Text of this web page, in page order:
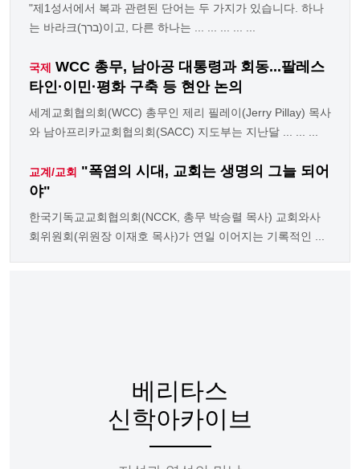
"제1성서에서 복과 관련된 단어는 두 가지가 있습니다. 하나
는 바라크(ברך)이고, 다른 하나는 ... ... ... ... ...
국제 WCC 총무, 남아공 대통령과 회동...팔레스
타인·이민·평화 구축 등 현안 논의
세계교회협의회(WCC) 총무인 제리 필레이(Jerry Pillay) 목사
와 남아프리카교회협의회(SACC) 지도부는 지난달 ... ... ...
교계/교회 "폭염의 시대, 교회는 생명의 그늘 되어
야"
한국기독교교회협의회(NCCK, 총무 박승렬 목사) 교회와사
회위원회(위원장 이재호 목사)가 연일 이어지는 기록적인 ...
베리타스
신학아카이브